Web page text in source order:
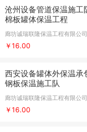
沧州设备管道保温施工
棉板罐体保温工程
廊坊诚瑞联隆保温工程有限公司
￥16.00
西安设备罐体外保温承
钢板保温施工队
廊坊诚瑞联隆保温工程有限公司
￥16.00